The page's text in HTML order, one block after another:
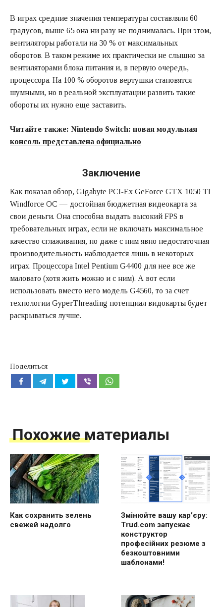
В играх средние значения температуры составляли 60
градусов, выше 65 она ни разу не поднималась. При этом,
вентиляторы работали на 30 % от максимальных
оборотов. В таком режиме их практически не слышно за
вентиляторами блока питания и, в первую очередь,
процессора. На 100 % оборотов вертушки становятся
шумными, но в реальной эксплуатации развить такие
обороты их нужно еще заставить.
Читайте также: Nintendo Switch: новая модульная
консоль представлена официально
Заключение
Как показал обзор, Gigabyte PCI-Ex GeForce GTX 1050 TI
Windforce OC — достойная бюджетная видеокарта за
свои деньги. Она способна выдать высокий FPS в
требовательных играх, если не включать максимальное
качество сглаживания, но даже с ним явно недостаточная
производительность наблюдается лишь в некоторых
играх. Процессора Intel Pentium G4400 для нее все же
маловато (хотя жить можно и с ним). А вот если
использовать вместо него модель G4560, то за счет
технологии GyperThreading потенциал видокарты будет
раскрываться лучше.
Поделиться:
Похожие материалы
Как сохранить зелень
свежей надолго
Змінюйте вашу кар’єру:
Trud.com запускає
конструктор
професійних резюме з
безкоштовними
шаблонами!